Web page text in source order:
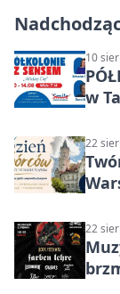
10
w
22
22